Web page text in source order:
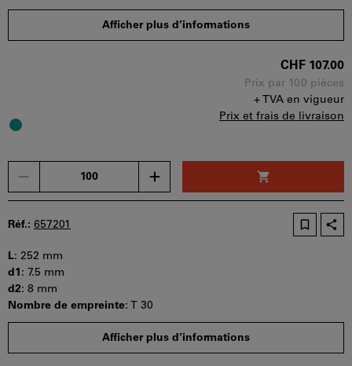
Quantité minimale de commande : 100 pièces
Etapes de la commande : 100 pièces
Afficher plus d’informations
CHF 107.00
Prix par 100 pièces
+ TVA en vigueur
Prix et frais de livraison
bon
d'achat
être
utilisé
par
panier.
Réf.: 657201
L: 252 mm
d1 : 7.5 mm
d2: 8 mm
Nombre de empreinte: T 30
Quantité minimale de commande : 50 pièces
Etapes de la commande : 50 pièces
Afficher plus d’informations